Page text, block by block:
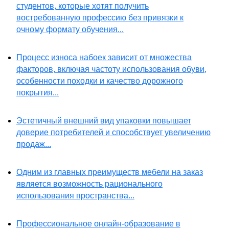
студентов, которые хотят получить
востребованную профессию без привязки к
очному формату обучения...
Процесс износа набоек зависит от множества
факторов, включая частоту использования обуви,
особенности походки и качество дорожного
покрытия...
Эстетичный внешний вид упаковки повышает
доверие потребителей и способствует увеличению
продаж...
Одним из главных преимуществ мебели на заказ
является возможность рационального
использования пространства...
Профессиональное онлайн-образование в